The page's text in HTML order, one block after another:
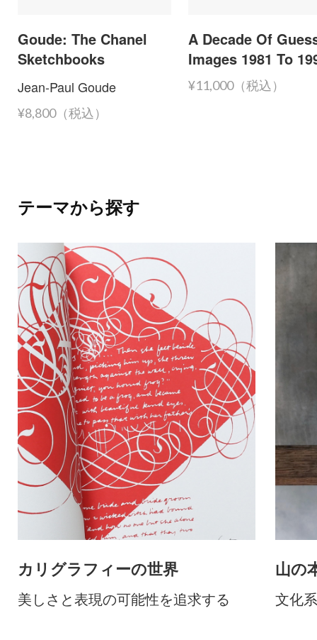
Goude: The Chanel
Sketchbooks
Jean-Paul Goude
¥8,800（税込）
A Decade Of
Images 1981 To
¥11,000（税込）
テーマから探す
カリグラフィーの世界
美しさと表現の可能性を追求する
山の
文化